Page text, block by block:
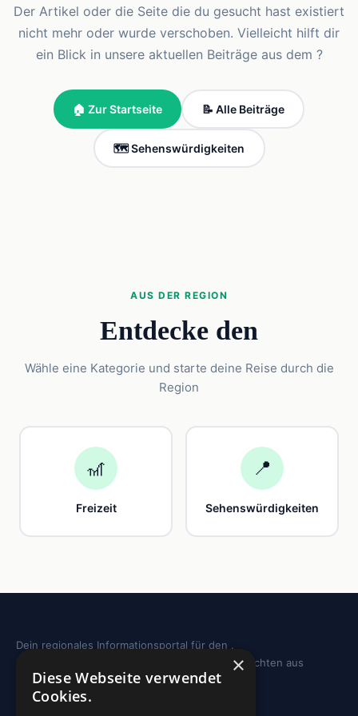
Der Artikel oder die Seite die du gesucht hast existiert
nicht mehr oder wurde verschoben. Vielleicht hilft dir
ein Blick in unsere aktuellen Beiträge aus dem ?
🏠 Zur Startseite 📝 Alle Beiträge
🗺️ Sehenswürdigkeiten
AUS DER REGION
Entdecke den
Wähle eine Kategorie und starte deine Reise durch die
Region
🎢
Freizeit
📍
Sehenswürdigkeiten
Dein regionales Informationsportal für den .
Sehenswürdigkeiten, Ausflugstipps und Geschichten aus
deiner Region.
×
Diese Webseite verwendet
Cookies.